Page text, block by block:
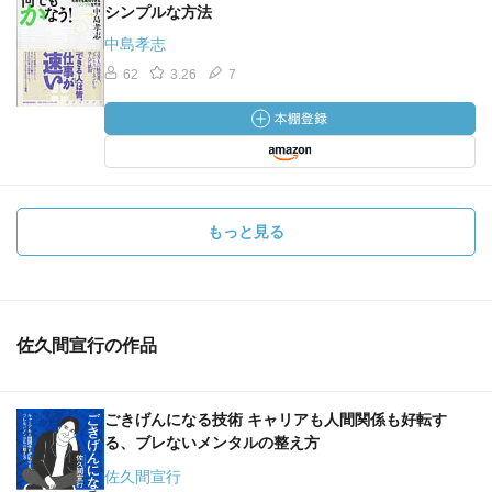
シンプルな方法
中島孝志
62 3.26 7
もっと見る
佐久間宣行の作品
ごきげんになる技術 キャリアも人間関係も好転す
る、ブレないメンタルの整え方
佐久間宣行